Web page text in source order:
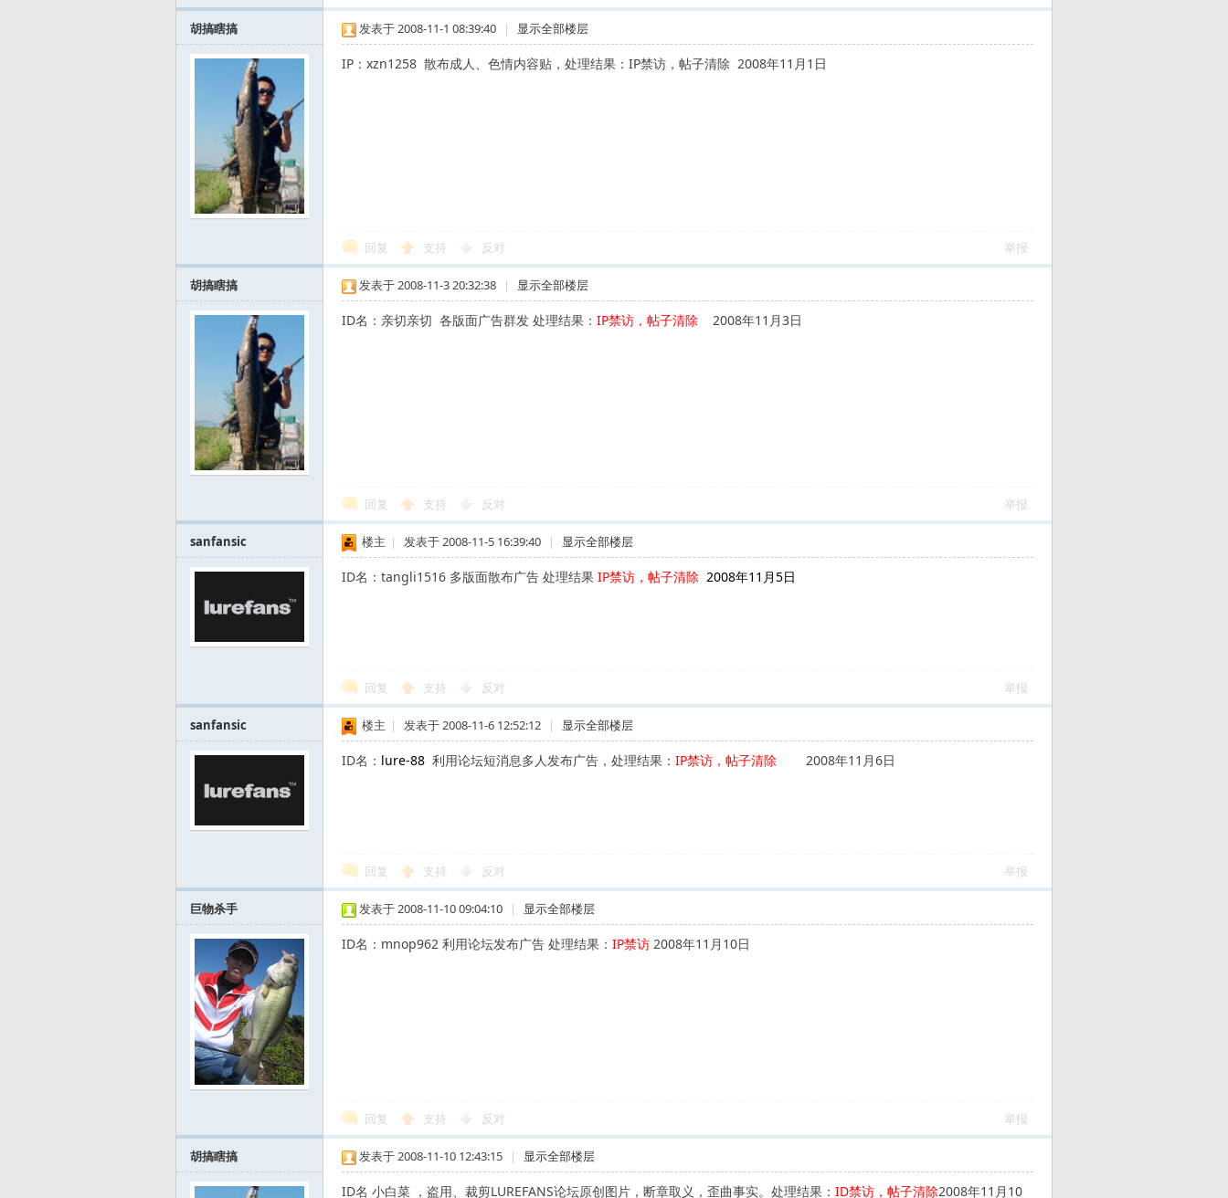
动
胡搞瞎搞 发表于 2008-11-1 08:39:40 | 显示全部楼层
IP：xzn1258 散布成人、色情内容贴，处理结果：IP禁访，帖子清除 2008年11月1日
回复 支持 反对 举报
胡搞瞎搞 发表于 2008-11-3 20:32:38 | 显示全部楼层
ID名：亲切亲切 各版面广告群发 处理结果： IP禁访，帖子清除 2008年11月3日
回复 支持 反对 举报
sanfansic 楼主 | 发表于 2008-11-5 16:39:40 | 显示全部楼层
ID名：tangli1516 多版面散布广告 处理结果 IP禁访，帖子清除 2008年11月5日
回复 支持 反对 举报
sanfansic 楼主 | 发表于 2008-11-6 12:52:12 | 显示全部楼层
ID名： lure-88 利用论坛短消息多人发布广告，处理结果： IP禁访，帖子清除 2008年11月6日
回复 支持 反对 举报
巨物杀手 发表于 2008-11-10 09:04:10 | 显示全部楼层
ID名：mnop962 利用论坛发布广告 处理结果： IP禁访 2008年11月10日
回复 支持 反对 举报
胡搞瞎搞 发表于 2008-11-10 12:43:15 | 显示全部楼层
ID名 小白菜 ，盗用、裁剪LUREFANS论坛原创图片，断章取义，歪曲事实。处理结果： ID禁访，帖子清除2008年11月10